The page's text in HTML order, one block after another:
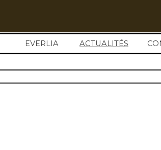
Sauter le
EVERLIA ▼
ACTUALITÉS